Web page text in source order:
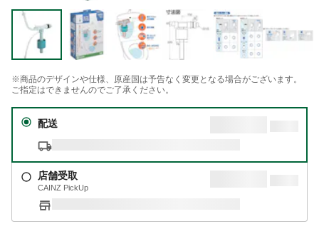
※商品のデザインや仕様、原産国は予告なく変更となる場合がございます。
ご指定はできませんのでご了承ください。
配送
店舗受取
CAINZ PickUp